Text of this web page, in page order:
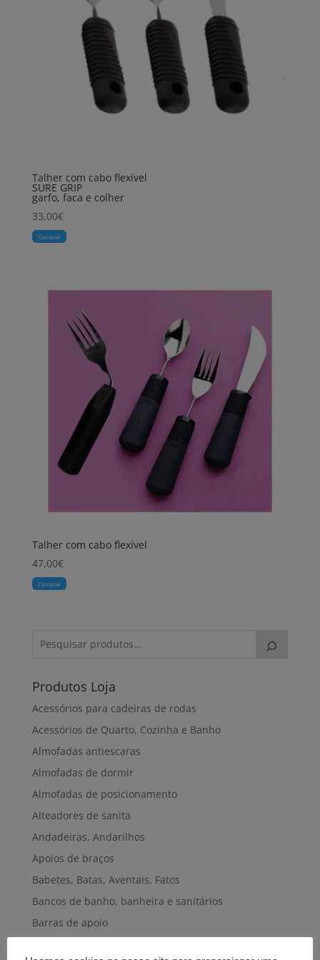
Talher com cabo flexível
SURE GRIP
garfo, faca e colher
33,00€
Comprar
Talher com cabo flexível
47,00€
Comprar
Produtos Loja
Acessórios para cadeiras de rodas
Acessórios de Quarto, Cozinha e Banho
Almofadas antiescaras
Almofadas de dormir
Almofadas de posicionamento
Alteadores de sanita
Andadeiras, Andarilhos
Apoios de braços
Babetes, Batas, Aventais, Fatos
Bancos de banho, banheira e sanitários
Barras de apoio